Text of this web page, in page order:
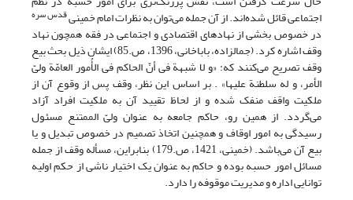
اجتماعی قائل شده‌اند. از آن جمله می‌توان به نظرات امام خمینیقدس سره
در خصوص بخشی از نهادهای اقتصادی و اجتماعی در فقه همچون نهاد
وقف اشاره کرد. (جمالزاده، باباخانی، 1396، ص.85) ایشان ذیل بحث بیع
وقف تصریح می‌کنند که: «و لا شبهة فی أنّ الحاکم فی الأُمور العامّة ولیّ
الأمر، و له سلطنة علیها» . بر اساس این نظر، وقف پس از وقوع آن از
ملکیت واقف منفک شده و از لحاظ تقیید آن به ملکیت افراد آزاد
می‎‌گردد. از همین رو، حاکم جامعه به عنوان ولیّ الممتنع مسئول
رسیدگی به امور اوقاف و همچنین اتخاذ تصمیم در خصوص تبدیل و یا
بیع آن می‌باشد. (خمینی، 1421، ص.179) بنابراین، مسأله وقف از جمله
مسائل امور حسبه بوده و حاکم به عنوان یک اختیار ناشی از حکم اولیه
توانایی اداره و مدیریت موقوفه را دارد.